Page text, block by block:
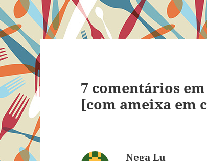
7 comentários
[com ameixa em
Nega Lu